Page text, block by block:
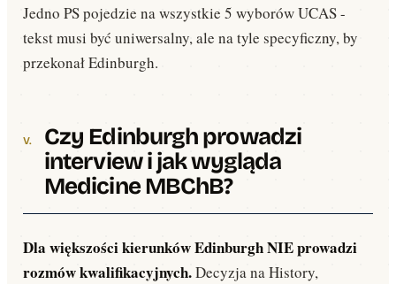
Jedno PS pojedzie na wszystkie 5 wyborów UCAS -
tekst musi być uniwersalny, ale na tyle specyficzny, by
przekonał Edinburgh.
Czy Edinburgh prowadzi
interview i jak wygląda
Medicine MBChB?
Dla większości kierunków Edinburgh NIE prowadzi
rozmów kwalifikacyjnych.Decyzja na History,